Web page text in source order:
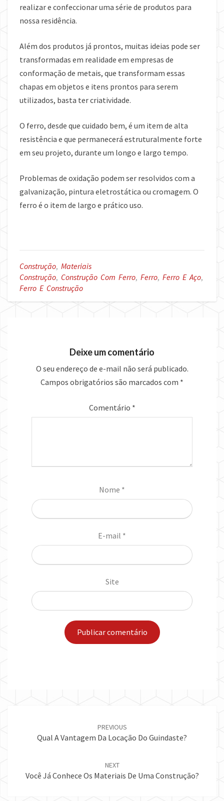
realizar e confeccionar uma série de produtos para
nossa residência.
Além dos produtos já prontos, muitas ideias pode ser
transformadas em realidade em empresas de
conformação de metais, que transformam essas
chapas em objetos e itens prontos para serem
utilizados, basta ter criatividade.
O ferro, desde que cuidado bem, é um item de alta
resistência e que permanecerá estruturalmente forte
em seu projeto, durante um longo e largo tempo.
Problemas de oxidação podem ser resolvidos com a
galvanização, pintura eletrostática ou cromagem. O
ferro é o item de largo e prático uso.
Construção, Materiais
Construção, Construção Com Ferro, Ferro, Ferro E Aço,
Ferro E Construção
Deixe um comentário
O seu endereço de e-mail não será publicado.
Campos obrigatórios são marcados com *
Comentário *
Nome *
E-mail *
Site
PREVIOUS
Qual A Vantagem Da Locação Do Guindaste?
NEXT
Você Já Conhece Os Materiais De Uma Construção?